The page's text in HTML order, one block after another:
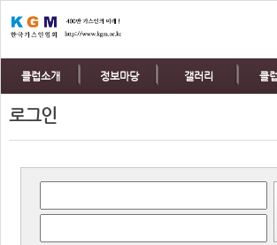
클럽소개 정보마당 갤러리 클
로그인